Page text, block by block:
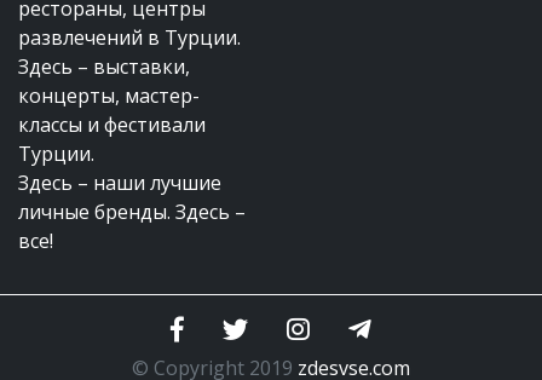
рестораны, центры
развлечений в Турции.
Здесь – выставки,
концерты, мастер-
классы и фестивали
Турции.
Здесь – наши лучшие
личные бренды. Здесь –
все!
© Copyright 2019 zdesvse.com